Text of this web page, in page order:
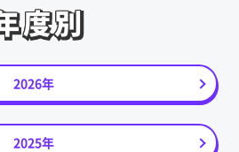
度別
度別
2026年
2025年